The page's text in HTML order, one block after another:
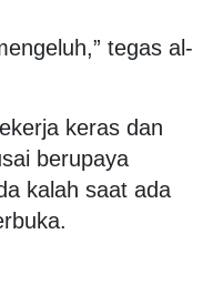
tegas al-
keras dan
berupaya
kalah saat ada